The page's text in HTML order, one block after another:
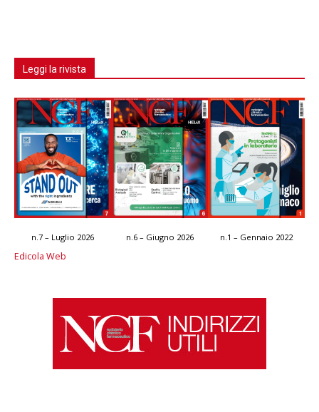
Leggi la rivista
n.7 – Luglio 2026 n.6 – Giugno 2026 n.1 – Gennaio 2022
Edicola Web